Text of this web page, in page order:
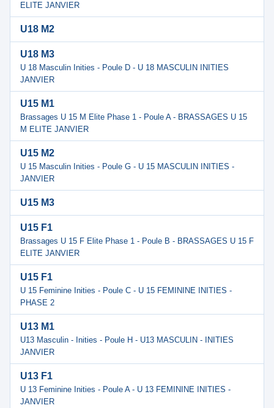
ELITE JANVIER
U18 M2
U18 M3
U 18 Masculin Inities - Poule D - U 18 MASCULIN INITIES
JANVIER
U15 M1
Brassages U 15 M Elite Phase 1 - Poule A - BRASSAGES U 15
M ELITE JANVIER
U15 M2
U 15 Masculin Inities - Poule G - U 15 MASCULIN INITIES -
JANVIER
U15 M3
U15 F1
Brassages U 15 F Elite Phase 1 - Poule B - BRASSAGES U 15 F
ELITE JANVIER
U15 F1
U 15 Feminine Inities - Poule C - U 15 FEMININE INITIES -
PHASE 2
U13 M1
U13 Masculin - Inities - Poule H - U13 MASCULIN - INITIES
JANVIER
U13 F1
U 13 Feminine Inities - Poule A - U 13 FEMININE INITIES -
JANVIER